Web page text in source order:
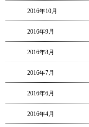
2016年10月
2016年9月
2016年8月
2016年7月
2016年6月
2016年4月